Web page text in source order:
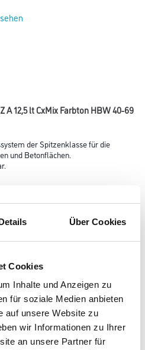
Über Cookies
Cookies
Inhalte und Anzeigen zu
für soziale Medien anbieten
auf unsere Website zu
wir Informationen zu Ihrer
an unsere Partner für
A 12,5 lt CxMix Farbton HBW 40-69
der Spitzenklasse für die
und Betonflächen.